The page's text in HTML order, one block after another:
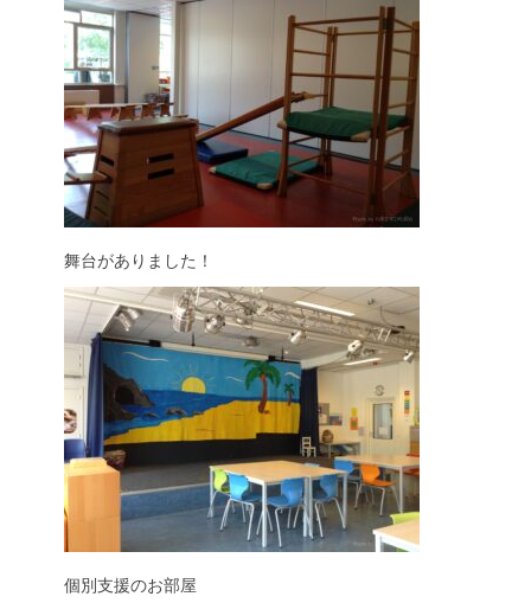
舞台がありました！
個別支援のお部屋